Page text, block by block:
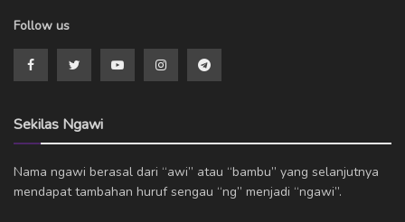
Follow us
Sekilas Ngawi
Nama ngawi berasal dari “awi” atau “bambu” yang selanjutnya
mendapat tambahan huruf sengau “ng” menjadi “ngawi”.